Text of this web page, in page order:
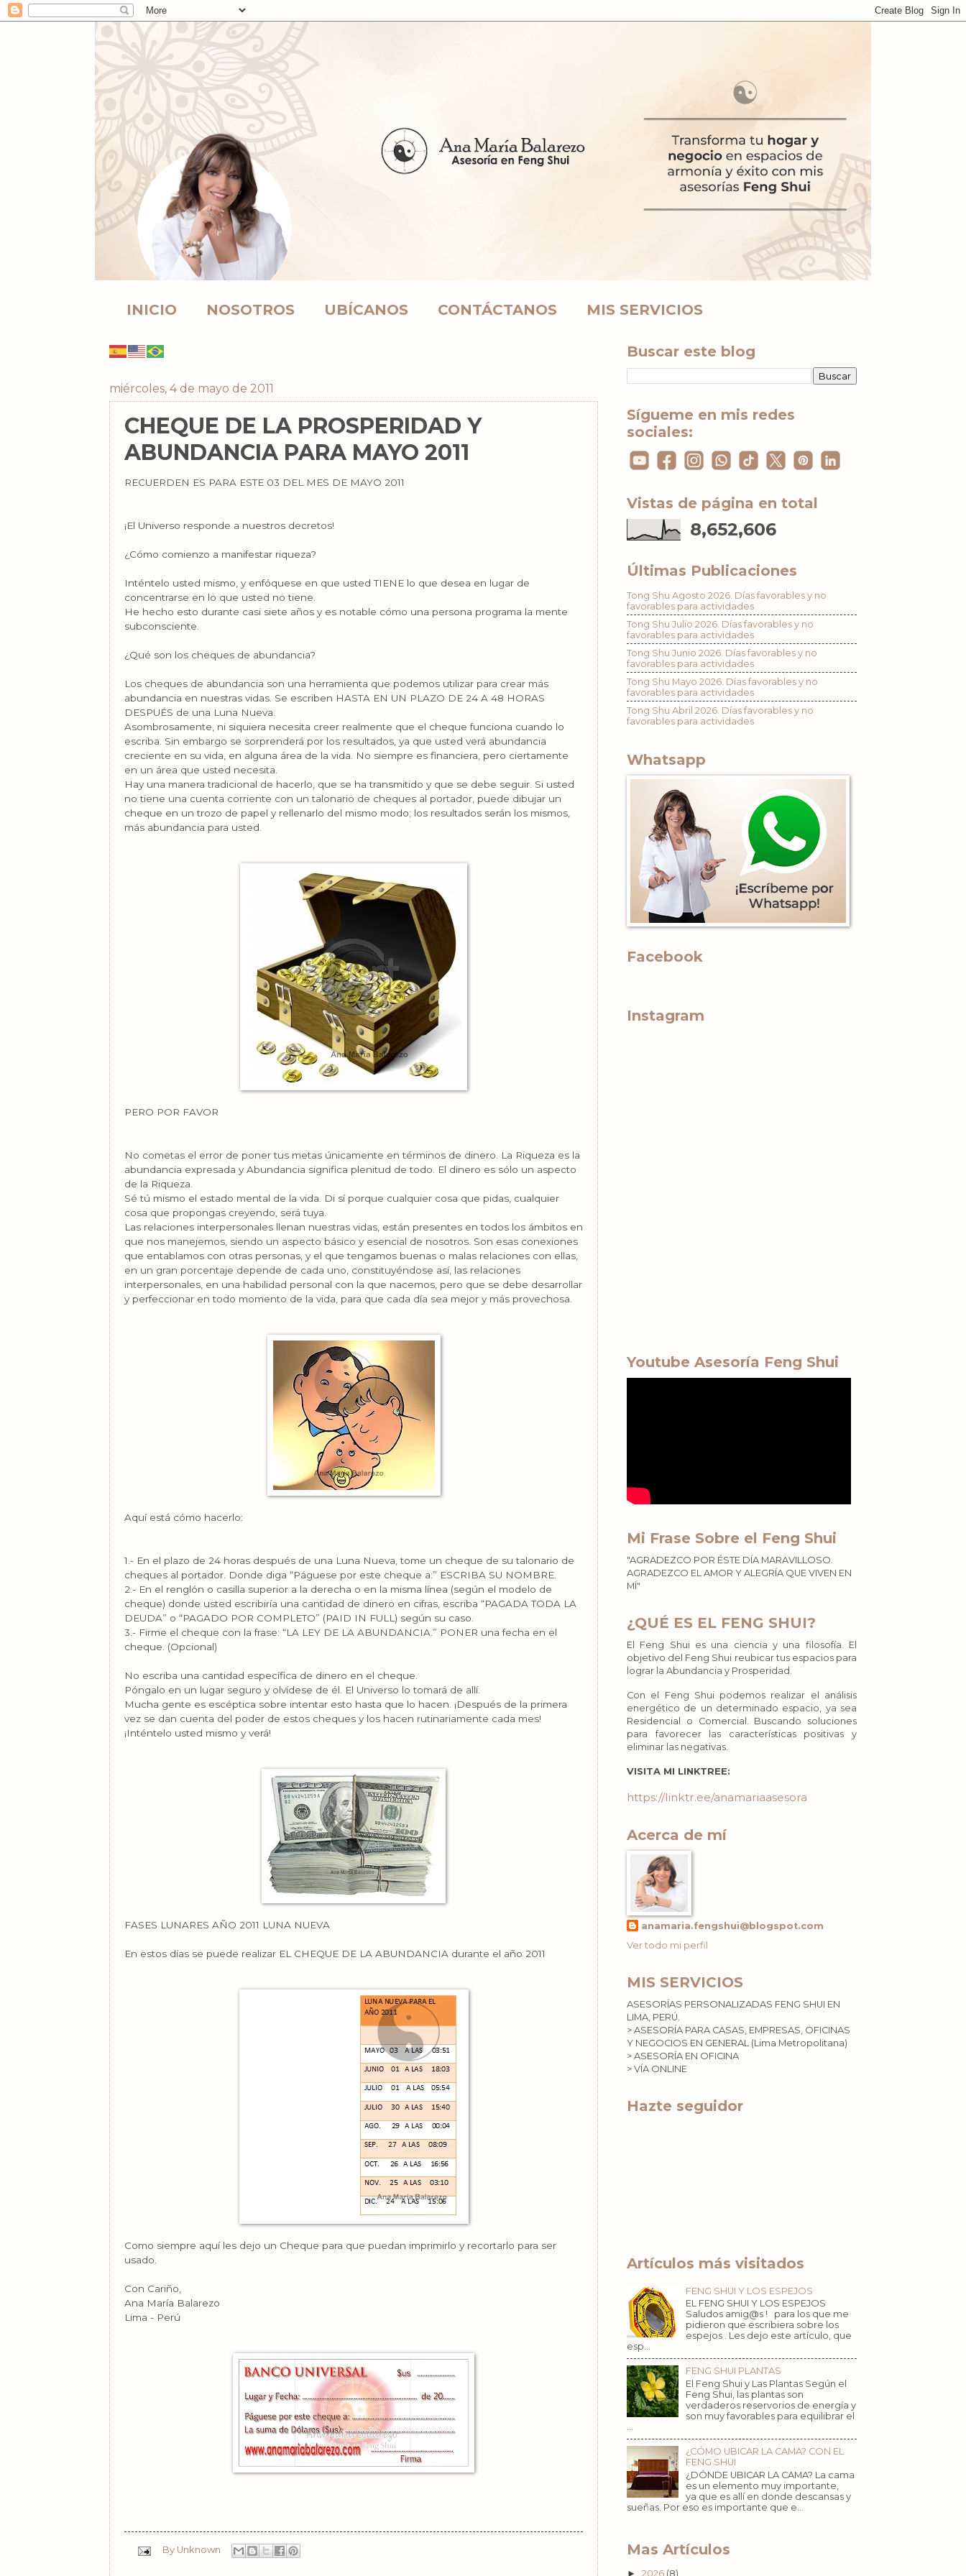
INICIO NOSOTROS UBÍCANOS CONTÁCTANOS MIS SERVICIOS
miércoles, 4 de mayo de 2011
CHEQUE DE LA PROSPERIDAD Y
ABUNDANCIA PARA MAYO 2011
RECUERDEN ES PARA ESTE 03 DEL MES DE MAYO 2011
¡El Universo responde a nuestros decretos!
¿Cómo comienzo a manifestar riqueza?
Inténtelo usted mismo, y enfóquese en que usted TIENE lo que desea en lugar de
concentrarse en lo que usted no tiene.
He hecho esto durante casi siete años y es notable cómo una persona programa la mente
subconsciente.
¿Qué son los cheques de abundancia?
Los cheques de abundancia son una herramienta que podemos utilizar para crear más
abundancia en nuestras vidas. Se escriben HASTA EN UN PLAZO DE 24 A 48 HORAS
DESPUÉS de una Luna Nueva.
Asombrosamente, ni siquiera necesita creer realmente que el cheque funciona cuando lo
escriba. Sin embargo se sorprenderá por los resultados, ya que usted verá abundancia
creciente en su vida, en alguna área de la vida. No siempre es financiera, pero ciertamente
en un área que usted necesita.
Hay una manera tradicional de hacerlo, que se ha transmitido y que se debe seguir. Si usted
no tiene una cuenta corriente con un talonario de cheques al portador, puede dibujar un
cheque en un trozo de papel y rellenarlo del mismo modo; los resultados serán los mismos,
más abundancia para usted.
PERO POR FAVOR
No cometas el error de poner tus metas únicamente en términos de dinero. La Riqueza es la
abundancia expresada y Abundancia significa plenitud de todo. El dinero es sólo un aspecto
de la Riqueza.
Sé tú mismo el estado mental de la vida. Di sí porque cualquier cosa que pidas, cualquier
cosa que propongas creyendo, será tuya.
Las relaciones interpersonales llenan nuestras vidas, están presentes en todos los ámbitos en
que nos manejemos, siendo un aspecto básico y esencial de nosotros. Son esas conexiones
que entablamos con otras personas, y el que tengamos buenas o malas relaciones con ellas,
en un gran porcentaje depende de cada uno, constituyéndose así, las relaciones
interpersonales, en una habilidad personal con la que nacemos, pero que se debe desarrollar
y perfeccionar en todo momento de la vida, para que cada día sea mejor y más provechosa.
Aquí está cómo hacerlo:
1.- En el plazo de 24 horas después de una Luna Nueva, tome un cheque de su talonario de
cheques al portador. Donde diga “Páguese por este cheque a:” ESCRIBA SU NOMBRE.
2.- En el renglón o casilla superior a la derecha o en la misma línea (según el modelo de
cheque) donde usted escribiría una cantidad de dinero en cifras, escriba “PAGADA TODA LA
DEUDA” o “PAGADO POR COMPLETO” (PAID IN FULL) según su caso.
3.- Firme el cheque con la frase: “LA LEY DE LA ABUNDANCIA.” PONER una fecha en el
cheque. (Opcional)
No escriba una cantidad específica de dinero en el cheque.
Póngalo en un lugar seguro y olvídese de él. El Universo lo tomará de allí.
Mucha gente es escéptica sobre intentar esto hasta que lo hacen. ¡Después de la primera
vez se dan cuenta del poder de estos cheques y los hacen rutinariamente cada mes!
¡Inténtelo usted mismo y verá!
FASES LUNARES AÑO 2011 LUNA NUEVA
En estos días se puede realizar EL CHEQUE DE LA ABUNDANCIA durante el año 2011
Como siempre aquí les dejo un Cheque para que puedan imprimirlo y recortarlo para ser
usado.
Con Cariño,
Ana María Balarezo
Lima - Perú
By Unknown
Buscar este blog
Sígueme en mis redes
sociales:
Vistas de página en total
8,652,606
Últimas Publicaciones
Tong Shu Agosto 2026. Días favorables y no
favorables para actividades
Tong Shu Julio 2026. Días favorables y no
favorables para actividades
Tong Shu Junio 2026. Días favorables y no
favorables para actividades
Tong Shu Mayo 2026. Días favorables y no
favorables para actividades
Tong Shu Abril 2026. Días favorables y no
favorables para actividades
Whatsapp
Facebook
Instagram
Youtube Asesoría Feng Shui
Mi Frase Sobre el Feng Shui
"AGRADEZCO POR ÉSTE DÍA MARAVILLOSO.
AGRADEZCO EL AMOR Y ALEGRÍA QUE VIVEN EN
MÍ"
¿QUÉ ES EL FENG SHUI?
El Feng Shui es una ciencia y una filosofía. El
objetivo del Feng Shui reubicar tus espacios para
lograr la Abundancia y Prosperidad.
Con el Feng Shui podemos realizar el análisis
energético de un determinado espacio, ya sea
Residencial o Comercial. Buscando soluciones
para favorecer las características positivas y
eliminar las negativas.
VISITA MI LINKTREE:
https://linktr.ee/anamariaasesora
Acerca de mí
anamaria.fengshui@blogspot.com
Ver todo mi perfil
MIS SERVICIOS
ASESORÍAS PERSONALIZADAS FENG SHUI EN
LIMA, PERÚ.
> ASESORÍA PARA CASAS, EMPRESAS, OFICINAS
Y NEGOCIOS EN GENERAL (Lima Metropolitana)
> ASESORÍA EN OFICINA
> VÍA ONLINE
Hazte seguidor
Artículos más visitados
FENG SHUI Y LOS ESPEJOS
EL FENG SHUI Y LOS ESPEJOS
Saludos amig@s ! para los que me
pidieron que escribiera sobre los
espejos . Les dejo este artículo, que
esp...
FENG SHUI PLANTAS
El Feng Shui y Las Plantas Según el
Feng Shui, las plantas son
verdaderos reservorios de energía y
son muy favorables para equilibrar el
...
¿CÓMO UBICAR LA CAMA? CON EL
FENG SHUI
¿DÓNDE UBICAR LA CAMA? La cama
es un elemento muy importante,
ya que es allí en donde descansas y
sueñas. Por eso es importante que e...
Mas Artículos
► 2026 (8)